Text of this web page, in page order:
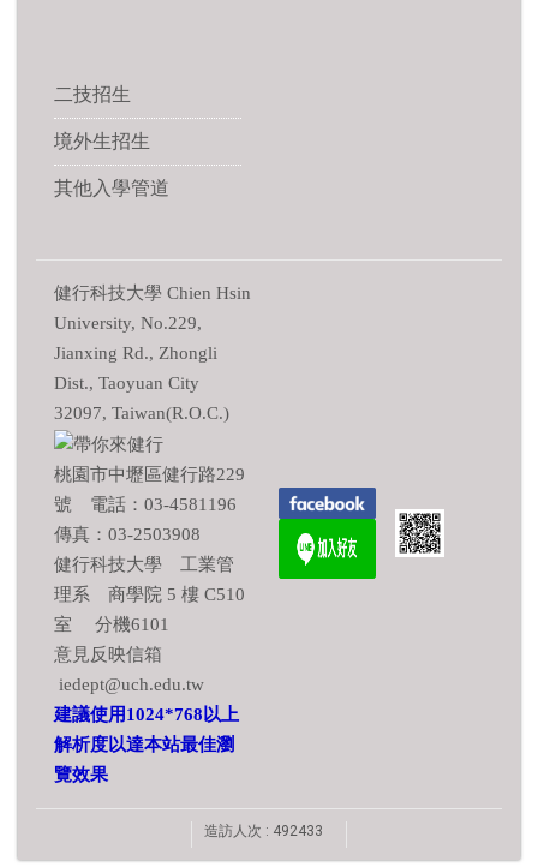
二技招生
境外生招生
其他入學管道
健行科技大學 Chien Hsin
University, No.229,
Jianxing Rd., Zhongli
Dist., Taoyuan City
32097, Taiwan(R.O.C.)
桃園市中壢區健行路229
號 電話：03-4581196
傳真：03-2503908
健行科技大學 工業管
理系 商學院 5 樓 C510
室 分機6101
意見反映信箱
iedept@uch.edu.tw
建議使用1024*768以上
解析度以達本站最佳瀏
覽效果
造訪人次 : 492433